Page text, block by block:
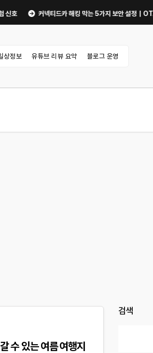
커넥티드카 해킹 막는 5가지 보안 설정｜OTA 업데이
상정보 유튜브 리뷰 요약 블로그 운영
수 있는 여름 여행지
검색